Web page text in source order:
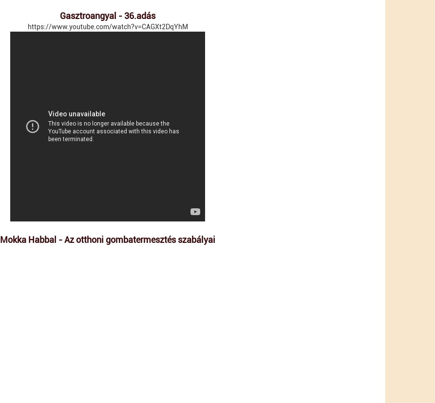
Gasztroangyal - 36.adás
https://www.youtube.com/watch?v=CAGXt2DqYhM
Mokka Habbal - Az otthoni gombatermesztés szabályai